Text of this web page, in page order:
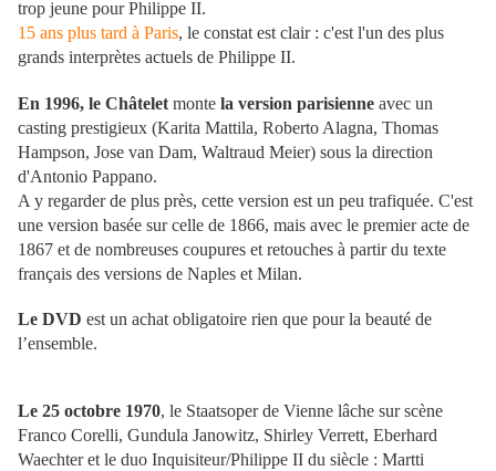
trop jeune pour Philippe II.
15 ans plus tard à Paris, le constat est clair : c'est l'un des plus
grands interprètes actuels de Philippe II.
En 1996, le Châtelet monte la version parisienne avec un
casting prestigieux (Karita Mattila, Roberto Alagna, Thomas
Hampson, Jose van Dam, Waltraud Meier) sous la direction
d'Antonio Pappano.
A y regarder de plus près, cette version est un peu trafiquée. C'est
une version basée sur celle de 1866, mais avec le premier acte de
1867 et de nombreuses coupures et retouches à partir du texte
français des versions de Naples et Milan.
Le DVD est un achat obligatoire rien que pour la beauté de
l’ensemble.
Le 25 octobre 1970, le Staatsoper de Vienne lâche sur scène
Franco Corelli, Gundula Janowitz, Shirley Verrett, Eberhard
Waechter et le duo Inquisiteur/Philippe II du siècle : Martti